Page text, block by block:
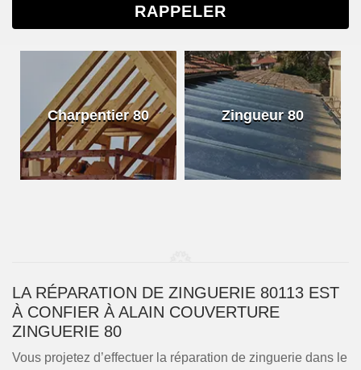
Charpentier 80 Zingueur 80
LA RÉPARATION DE ZINGUERIE 80113 EST
À CONFIER À ALAIN COUVERTURE
ZINGUERIE 80
Vous projetez d’effectuer la réparation de zinguerie dans le